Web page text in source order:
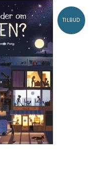
TILBUD